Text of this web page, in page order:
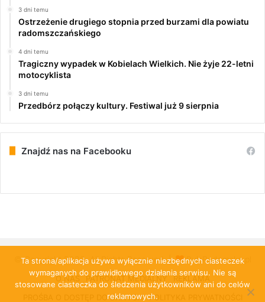
3 dni temu
Ostrzeżenie drugiego stopnia przed burzami dla powiatu
radomszczańskiego
4 dni temu
Tragiczny wypadek w Kobielach Wielkich. Nie żyje 22-letni
motocyklista
3 dni temu
Przedbórz połączy kultury. Festiwal już 9 sierpnia
Znajdź nas na Facebooku
© Copyright 2026, All Rights Reserved | PulsRadomska.pl
O NAS PATRONAT MEDIALNY
REKLAMA
PROŚBA O DOSTĘP DO DANYCH
POLITYKA PRYWATNOŚCI
Ta strona/aplikacja używa wyłącznie niezbędnych ciasteczek
wymaganych do prawidłowego działania serwisu. Nie są
stosowane ciasteczka do śledzenia użytkowników ani do celów
reklamowych.